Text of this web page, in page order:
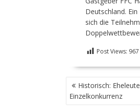
Deutschland.
sich die
Post Views: 967
Historisch:
Einzelkonkurrenz